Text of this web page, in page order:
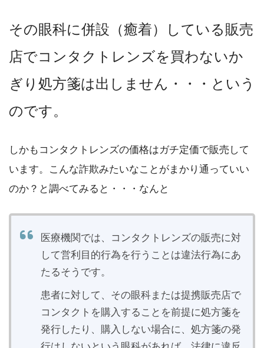
その眼科に併設（癒着）している販売
店でコンタクトレンズを買わないか
ぎり処方箋は出しません・・・という
のです。
しかもコンタクトレンズの価格はガチ定価で販売して
います。こんな詐欺みたいなことがまかり通っていい
のか？と調べてみると・・・なんと
医療機関では、コンタクトレンズの販売に対
して営利目的行為を行うことは違法行為にあ
たるそうです。
患者に対して、その眼科または提携販売店で
コンタクトを購入することを前提に処方箋を
発行したり、購入しない場合に、処方箋の発